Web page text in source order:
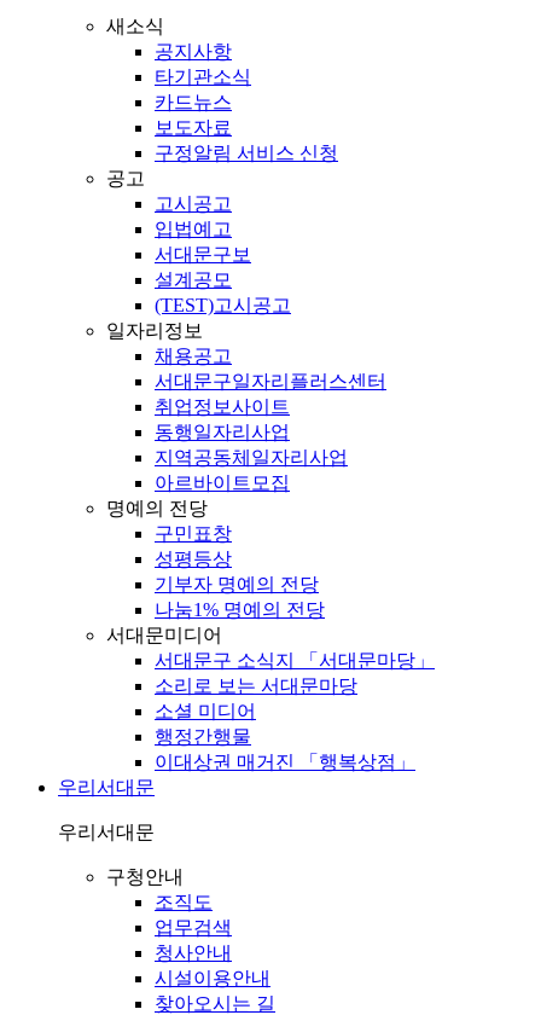
새소식
공지사항
타기관소식
카드뉴스
보도자료
구정알림 서비스 신청
공고
고시공고
입법예고
서대문구보
설계공모
(TEST)고시공고
일자리정보
채용공고
서대문구일자리플러스센터
취업정보사이트
동행일자리사업
지역공동체일자리사업
아르바이트모집
명예의 전당
구민표창
성평등상
기부자 명예의 전당
나눔1% 명예의 전당
서대문미디어
서대문구 소식지 「서대문마당」
소리로 보는 서대문마당
소셜 미디어
행정간행물
이대상권 매거진 「행복상점」
우리서대문
우리서대문
구청안내
조직도
업무검색
청사안내
시설이용안내
찾아오시는 길